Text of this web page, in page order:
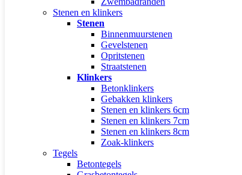
Stenen en klinkers
Stenen
Binnenmuurstenen
Gevelstenen
Opritstenen
Straatstenen
Klinkers
Betonklinkers
Gebakken klinkers
Stenen en klinkers 6cm
Stenen en klinkers 7cm
Stenen en klinkers 8cm
Zoak-klinkers
Tegels
Betontegels